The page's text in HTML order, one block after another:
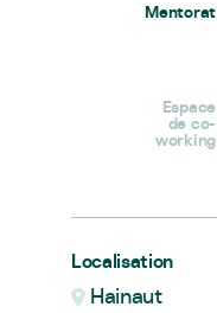
Mentorat
Espace
de co-
working
Localisation
Hainaut